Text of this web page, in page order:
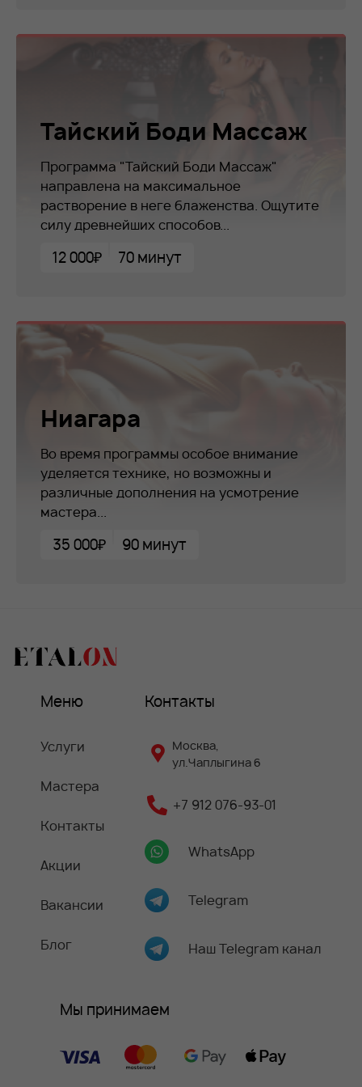
Тайский Боди Массаж
Программа "Тайский Боди Массаж"
направлена на максимальное
растворение в неге блаженства. Ощутите
силу древнейших способов...
12 000₽ 70 минут
Ниагара
Во время программы особое внимание
уделяется технике, но возможны и
различные дополнения на усмотрение
мастера...
35 000₽ 90 минут
Меню
Услуги
Мастера
Контакты
Акции
Вакансии
Блог
Контакты
Москва,
ул.Чаплыгина 6
+7 912 076-93-01
WhatsApp
Telegram
Наш Telegram канал
Мы принимаем